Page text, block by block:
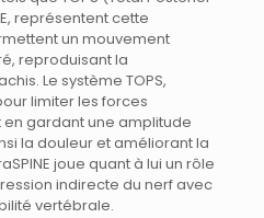
représentent cette
un mouvement
reproduisant la
Le système TOPS,
limiter les forces
gardant une amplitude
la douleur et améliorant la
joue quant à lui un rôle
indirecte du nerf avec
vertébrale.